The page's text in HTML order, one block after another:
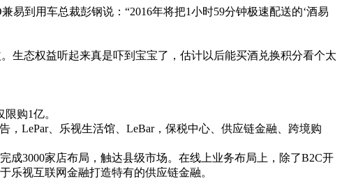
到用车总裁彭钢说：“2016年将把1小时59分钟极速配送的‘酒易
态权益听起来真是吓到宝宝了，估计以后能买酒兑换积分看个太
购1亿。
LePar、乐视生活馆、LeBar，保税中心、供应链金融、跨境购
3000家店布局，触达县级市场。在线上业务布局上，除了B2C开
乐视互联网金融打造特有的供应链金融。